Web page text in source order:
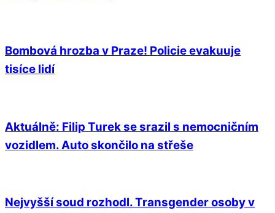
Bombová hrozba v Praze! Policie evakuuje
tisíce lidí
Aktuálně: Filip Turek se srazil s nemocničním
vozidlem. Auto skončilo na střeše
Nejvyšší soud rozhodl. Transgender osoby v